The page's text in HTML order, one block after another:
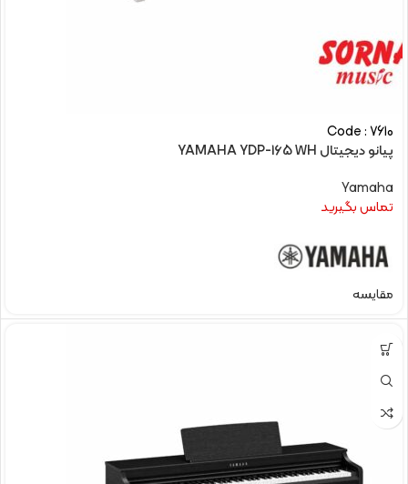
Code : 7610
پیانو دیجیتال YAMAHA YDP-165 WH
Yamaha
تماس بگیرید
مقایسه